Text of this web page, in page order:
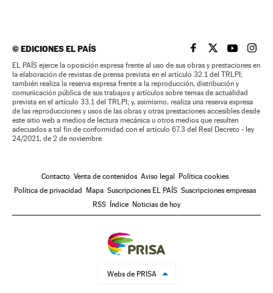
©EDICIONES EL PAÍS EL PAÍS BRASIL EN
EL PAÍSEL PAÍS
EL
EL PAÍS ejerce la oposición expresa frente al uso de sus obras y prestaciones en
la elaboración de revistas de prensa prevista en el artículo 32.1 del TRLPI;
también realiza la reserva expresa frente a la reproducción, distribución y
comunicación pública de sus trabajos y artículos sobre temas de actualidad
prevista en el artículo 33.1 del TRLPI; y, asimismo, realiza una reserva expresa
de las reproducciones y usos de las obras y otras prestaciones accesibles desde
este sitio web a medios de lectura mecánica u otros medios que resulten
adecuados a tal fin de conformidad con el artículo 67.3 del Real Decreto - ley
24/2021, de 2 de noviembre
Contacto Venta de contenidos Aviso legal
Política cookies
Política de privacidad
Mapa Suscripciones EL PAÍS Suscripciones empresas
RSS
Índice Noticias de hoy
Webs de PRISA